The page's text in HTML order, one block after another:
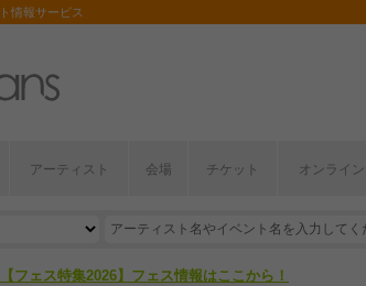
情報サービス
アーティスト 会場 チケット オンライ
【ライブ動員ランキング】2026年上半期編発表！
【フェス特集2026】フェス情報はここから！